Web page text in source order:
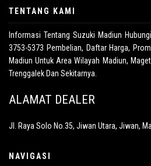
TENTANG KAMI
Informasi Tentang Suzuki Madiun Hubungi
3753-5373 Pembelian, Daftar Harga,
Madiun Untuk Area Wilayah Madiun,
Trenggalek Dan Sekitarnya.
ALAMAT DEALER
Jl. Raya Solo No.35, Jiwan Utara, Jiwan,
NAVIGASI